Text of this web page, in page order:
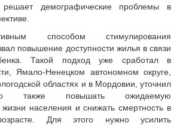
решает демографические проблемы в
способом стимулирования
повышение доступности жилья в связи
Такой подход уже сработал в
Ямало-Ненецком автономном округе,
областях и в Мордовии, уточнил
также повышать ожидаемую
жизни населения и снижать смертность в
Для этого нужно усилить